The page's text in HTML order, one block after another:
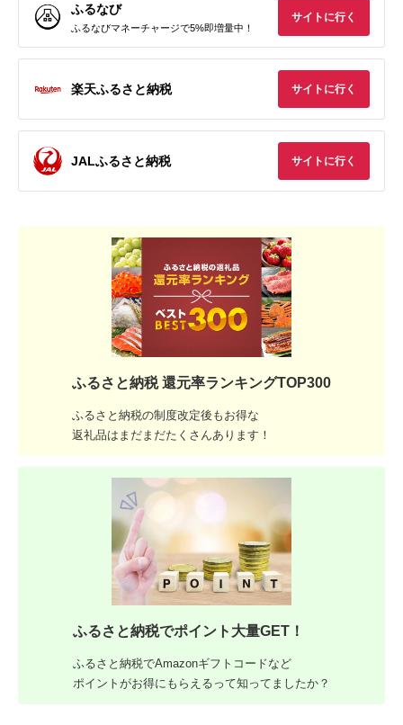
ふるなび
ふるなびマネーチャージで5%即増量中！
サイトに行く
楽天ふるさと納税 サイトに行く
JALふるさと納税 サイトに行く
ふるさと納税 還元率ランキングTOP300
ふるさと納税の制度改定後もお得な
返礼品はまだまだたくさんあります！
ふるさと納税でポイント大量GET！
ふるさと納税でAmazonギフトコードなど
ポイントがお得にもらえるって知ってましたか？